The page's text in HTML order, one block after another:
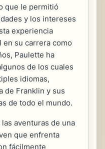
que le permitió
y los intereses
experiencia
su carrera como
Paulette ha
de los cuales
idiomas,
de Franklin y sus
de todo el mundo.
las aventuras de una
que enfrenta
fácilmente